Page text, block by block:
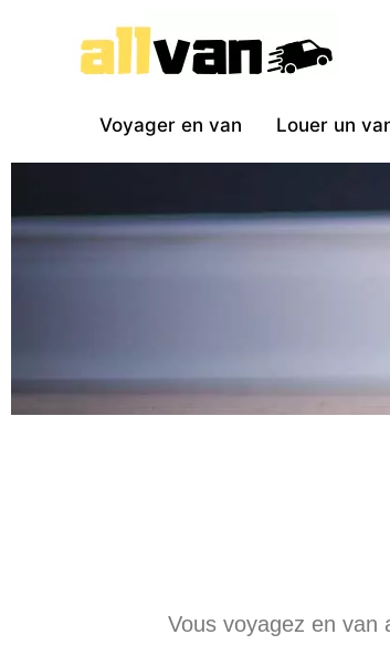
Voyager en van Louer un
Vous voyagez en van